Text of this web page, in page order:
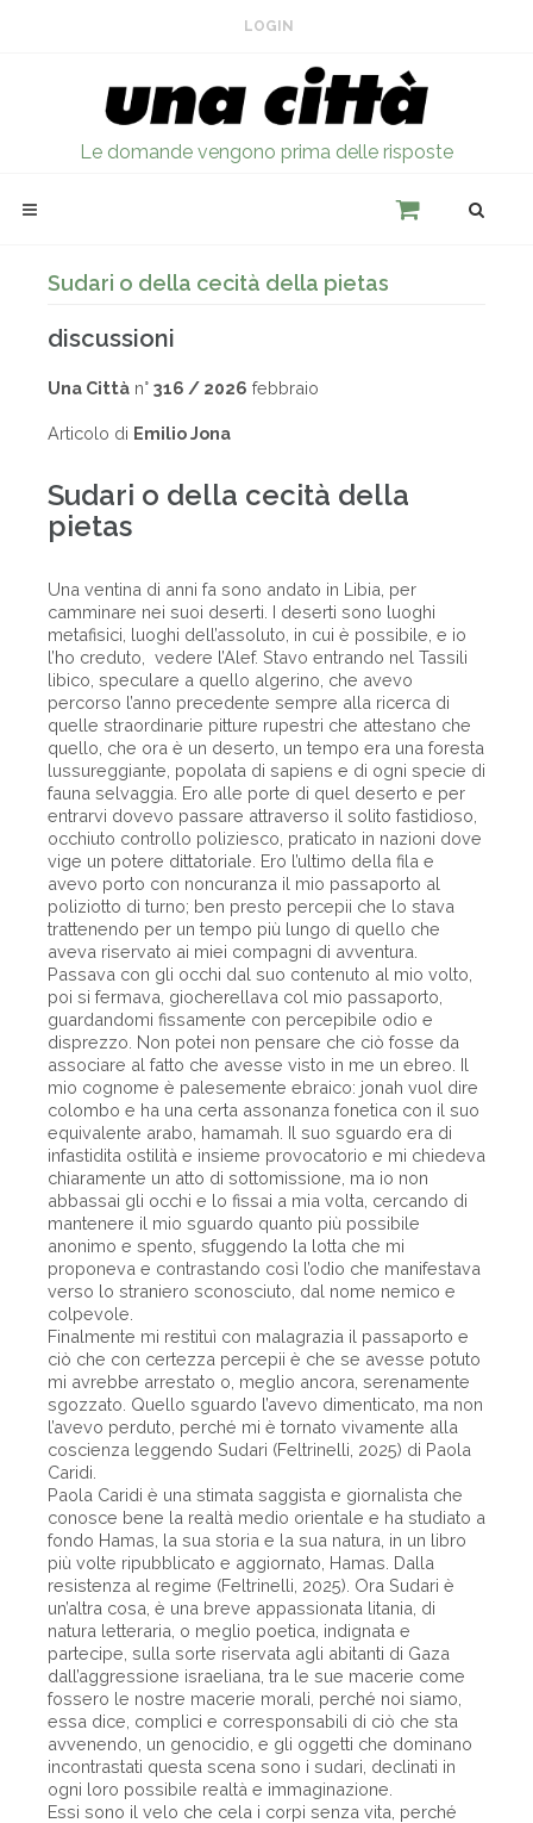
LOGIN
Le domande vengono prima delle risposte
Sudari o della cecità della pietas
discussioni
Una Città n° 316 / 2026 febbraio
Articolo di Emilio Jona
Sudari o della cecità della
pietas
Una ventina di anni fa sono andato in Libia, per
camminare nei suoi deserti. I deserti sono luoghi
metafisici, luoghi dell’assoluto, in cui è possibile, e io
l’ho creduto, vedere l’Alef. Stavo entrando nel Tassili
libico, speculare a quello algerino, che avevo
percorso l’anno precedente sempre alla ricerca di
quelle straordinarie pitture rupestri che attestano che
quello, che ora è un deserto, un tempo era una foresta
lussureggiante, popolata di sapiens e di ogni specie di
fauna selvaggia. Ero alle porte di quel deserto e per
entrarvi dovevo passare attraverso il solito fastidioso,
occhiuto controllo poliziesco, praticato in nazioni dove
vige un potere dittatoriale. Ero l’ultimo della fila e
avevo porto con noncuranza il mio passaporto al
poliziotto di turno; ben presto percepii che lo stava
trattenendo per un tempo più lungo di quello che
aveva riservato ai miei compagni di avventura.
Passava con gli occhi dal suo contenuto al mio volto,
poi si fermava, giocherellava col mio passaporto,
guardandomi fissamente con percepibile odio e
disprezzo. Non potei non pensare che ciò fosse da
associare al fatto che avesse visto in me un ebreo. Il
mio cognome è palesemente ebraico: jonah vuol dire
colombo e ha una certa assonanza fonetica con il suo
equivalente arabo, hamamah. Il suo sguardo era di
infastidita ostilità e insieme provocatorio e mi chiedeva
chiaramente un atto di sottomissione, ma io non
abbassai gli occhi e lo fissai a mia volta, cercando di
mantenere il mio sguardo quanto più possibile
anonimo e spento, sfuggendo la lotta che mi
proponeva e contrastando così l’odio che manifestava
verso lo straniero sconosciuto, dal nome nemico e
colpevole.
Finalmente mi restituì con malagrazia il passaporto e
ciò che con certezza percepii è che se avesse potuto
mi avrebbe arrestato o, meglio ancora, serenamente
sgozzato. Quello sguardo l’avevo dimenticato, ma non
l’avevo perduto, perché mi è tornato vivamente alla
coscienza leggendo Sudari (Feltrinelli, 2025) di Paola
Caridi.
Paola Caridi è una stimata saggista e giornalista che
conosce bene la realtà medio orientale e ha studiato a
fondo Hamas, la sua storia e la sua natura, in un libro
più volte ripubblicato e aggiornato, Hamas. Dalla
resistenza al regime (Feltrinelli, 2025). Ora Sudari è
un’altra cosa, è una breve appassionata litania, di
natura letteraria, o meglio poetica, indignata e
partecipe, sulla sorte riservata agli abitanti di Gaza
dall’aggressione israeliana, tra le sue macerie come
fossero le nostre macerie morali, perché noi siamo,
essa dice, complici e corresponsabili di ciò che sta
avvenendo, un genocidio, e gli oggetti che dominano
incontrastati questa scena sono i sudari, declinati in
ogni loro possibile realtà e immaginazione.
Essi sono il velo che cela i corpi senza vita, perché